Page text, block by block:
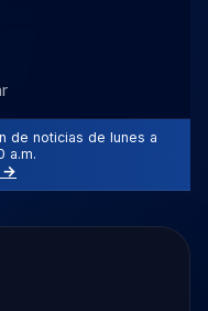
de noticias de lunes a
a.m.
→